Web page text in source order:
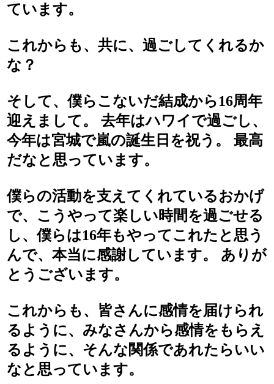
ています。
これからも、共に、過ごしてくれるか
な？
そして、僕らこないだ結成から16周年
迎えまして。 去年はハワイで過ごし、
今年は宮城で嵐の誕生日を祝う。 最高
だなと思っています。
僕らの活動を支えてくれているおかげ
で、こうやって楽しい時間を過ごせる
し、僕らは16年もやってこれたと思う
んで、本当に感謝しています。 ありが
とうございます。
これからも、皆さんに感情を届けられ
るように、みなさんから感情をもらえ
るように、そんな関係であれたらいい
なと思っています。